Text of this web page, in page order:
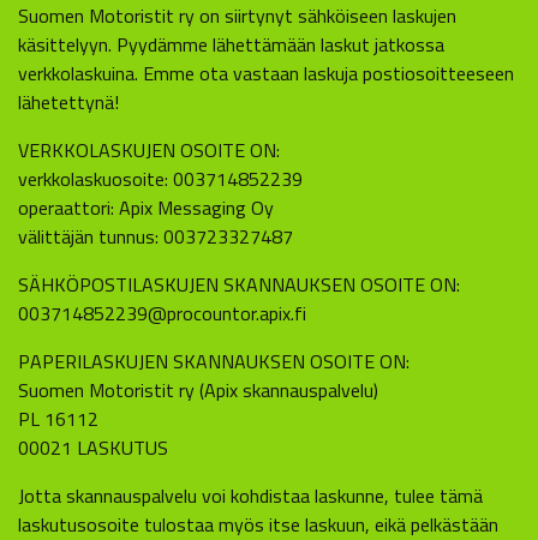
Suomen Motoristit ry on siirtynyt sähköiseen laskujen
käsittelyyn. Pyydämme lähettämään laskut jatkossa
verkkolaskuina. Emme ota vastaan laskuja postiosoitteeseen
lähetettynä!
VERKKOLASKUJEN OSOITE ON:
verkkolaskuosoite: 003714852239
operaattori: Apix Messaging Oy
välittäjän tunnus: 003723327487
SÄHKÖPOSTILASKUJEN SKANNAUKSEN OSOITE ON:
003714852239@procountor.apix.fi
PAPERILASKUJEN SKANNAUKSEN OSOITE ON:
Suomen Motoristit ry (Apix skannauspalvelu)
PL 16112
00021 LASKUTUS
Jotta skannauspalvelu voi kohdistaa laskunne, tulee tämä
laskutusosoite tulostaa myös itse laskuun, eikä pelkästään